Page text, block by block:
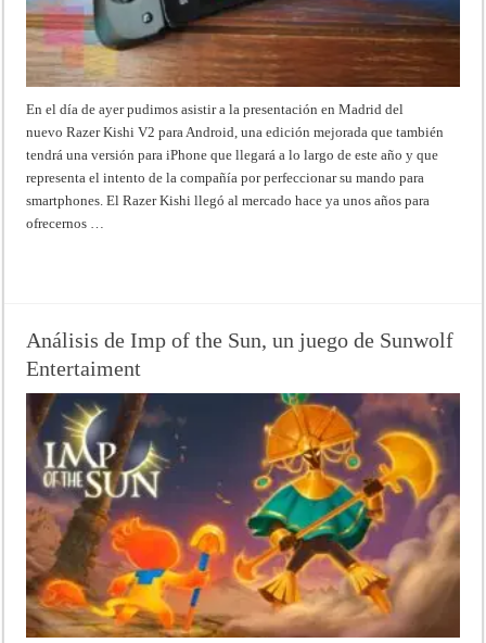
En el día de ayer pudimos asistir a la presentación en Madrid del
nuevo Razer Kishi V2 para Android, una edición mejorada que también
tendrá una versión para iPhone que llegará a lo largo de este año y que
representa el intento de la compañía por perfeccionar su mando para
smartphones. El Razer Kishi llegó al mercado hace ya unos años para
ofrecernos …
Análisis de Imp of the Sun, un juego de Sunwolf
Entertaiment